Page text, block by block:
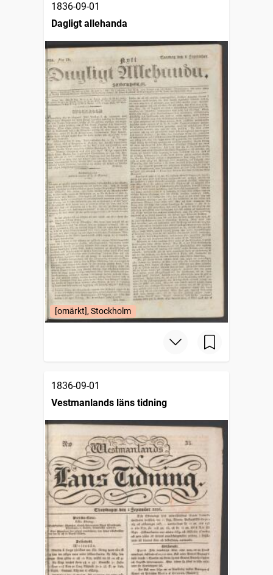
1836-09-01
Dagligt allehanda
[omärkt], Stockholm
1836-09-01
Vestmanlands läns tidning